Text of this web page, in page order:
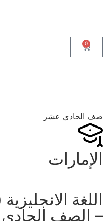
0
صف الحادي عشر
الإمارات
اللغة
– الصف